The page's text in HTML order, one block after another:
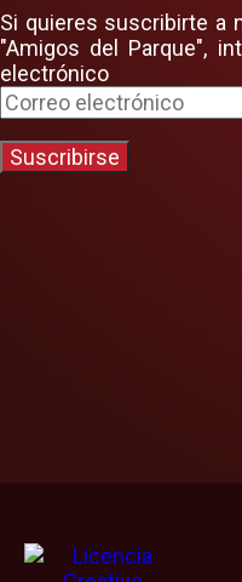
Si quieres suscribirte a
"Amigos del Parque",
electrónico
Suscribirse